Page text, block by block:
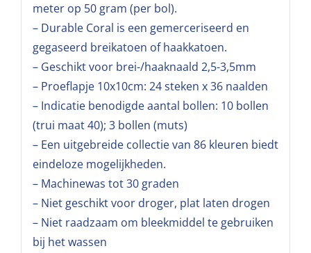
meter op 50 gram (per bol).
– Durable Coral is een gemerceriseerd en
gegaseerd breikatoen of haakkatoen.
– Geschikt voor brei-/haaknaald 2,5-3,5mm
– Proeflapje 10x10cm: 24 steken x 36 naalden
– Indicatie benodigde aantal bollen: 10 bollen
(trui maat 40); 3 bollen (muts)
– Een uitgebreide collectie van 86 kleuren biedt
eindeloze mogelijkheden.
– Machinewas tot 30 graden
– Niet geschikt voor droger, plat laten drogen
– Niet raadzaam om bleekmiddel te gebruiken
bij het wassen